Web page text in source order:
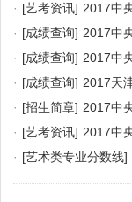
· [艺考资讯] 2017中
· [成绩查询] 2017中
· [成绩查询] 2017中
· [成绩查询] 2017天
· [招生简章] 2017中
· [艺考资讯] 2017中
· [艺术类专业分数线]